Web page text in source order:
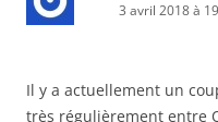
3 avril 2018 à
Il y a actuellement un
très régulièrement entre